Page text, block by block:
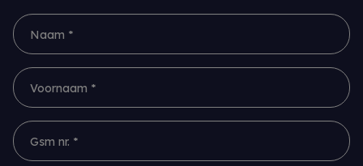
Naam *
Voornaam *
Gsm nr. *